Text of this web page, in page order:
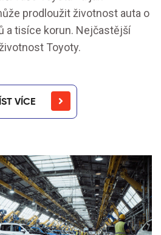
prodloužit životnost auta o
a tisíce korun. Nejčastější
Toyoty.
VÍCE